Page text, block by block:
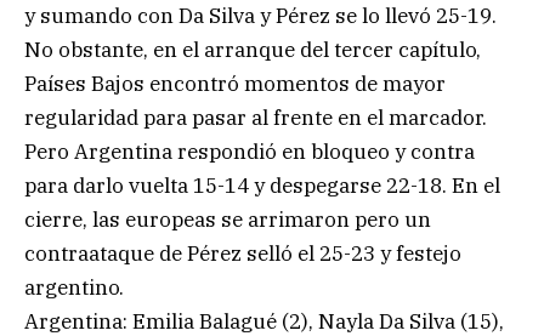
y sumando con Da Silva y Pérez se lo llevó 25-19.
No obstante, en el arranque del tercer capítulo,
Países Bajos encontró momentos de mayor
regularidad para pasar al frente en el marcador.
Pero Argentina respondió en bloqueo y contra
para darlo vuelta 15-14 y despegarse 22-18. En el
cierre, las europeas se arrimaron pero un
contraataque de Pérez selló el 25-23 y festejo
argentino.
Argentina: Emilia Balagué (2), Nayla Da Silva (15),